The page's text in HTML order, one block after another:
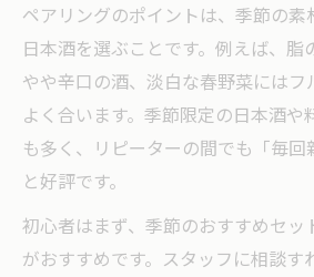
ペアリングのポイントは、季節の
日本酒を選ぶことです。例えば、脂
やや辛口の酒、淡白な春野菜には
よく合います。季節限定の日本酒や
も多く、リピーターの間でも「毎回
と好評です。
初心者はまず、季節のおすすめセッ
がおすすめです。スタッフに相談